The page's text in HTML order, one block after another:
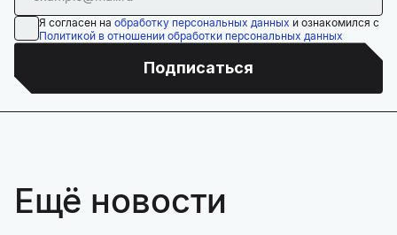
Я согласен на обработку персональных данных и ознакомился с
Политикой в отношении обработки персональных данных
Подписаться
Ещё новости